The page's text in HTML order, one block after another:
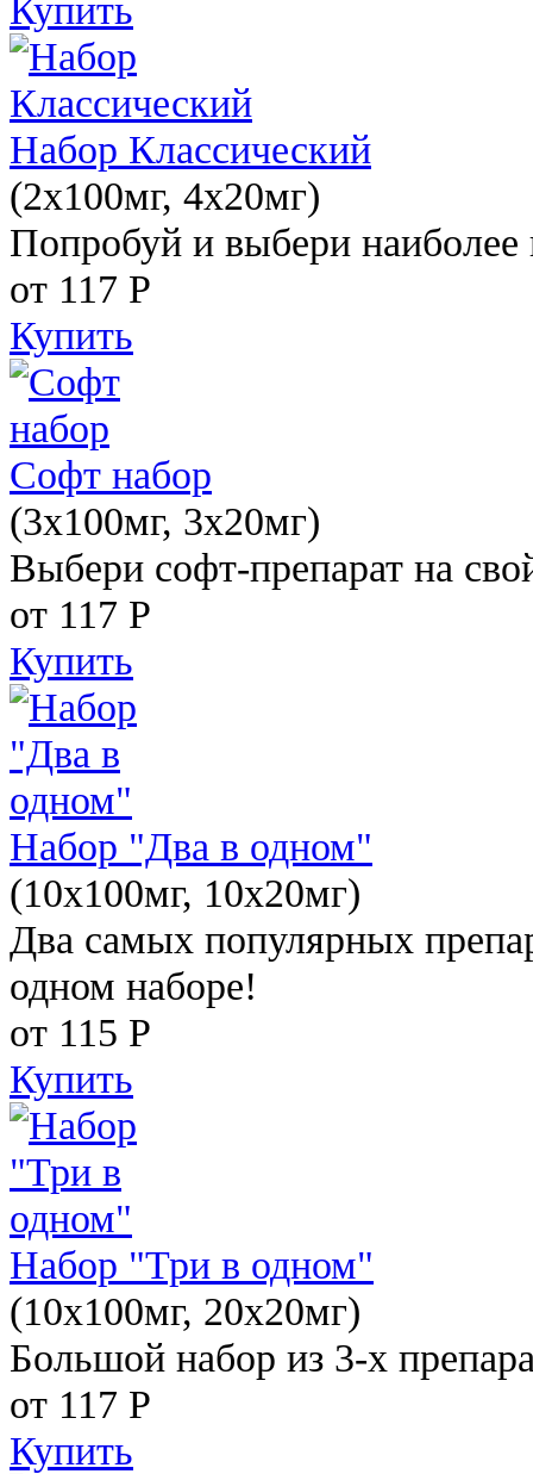
Набор Классический
(2x100мг, 4x20мг)
Попробуй и выбери наиболее
от 117 Р
Купить
Софт набор
(3x100мг, 3x20мг)
Выбери софт-препарат на
от 117 Р
Купить
Набор "Два в одном"
(10x100мг, 10x20мг)
Два самых популярных
одном наборе!
от 115 Р
Купить
Набор "Три в одном"
(10x100мг, 20x20мг)
Большой набор из 3-х
от 117 Р
Купить